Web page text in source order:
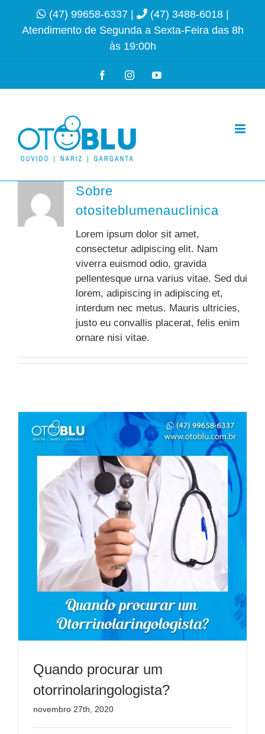
(47) 99658-6337 | (47) 3488-6018 |
Atendimento de Segunda a Sexta-Feira das 8h
às 19:00h
FacebookInstagramYouTube
Sobre
otositeblumenauclinica
Lorem ipsum dolor sit amet,
consectetur adipiscing elit. Nam
viverra euismod odio, gravida
pellentesque urna varius vitae. Sed dui
lorem, adipiscing in adipiscing et,
interdum nec metus. Mauris ultricies,
justo eu convallis placerat, felis enim
ornare nisi vitae.
Quando procurar um
otorrinolaringologista?
novembro 27th, 2020